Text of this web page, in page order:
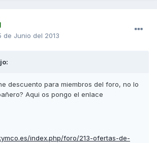
de Junio del 2013
descuento para miembros del foro, no lo
Aqui os pongo el enlace
index.php/foro/213-ofertas-de-